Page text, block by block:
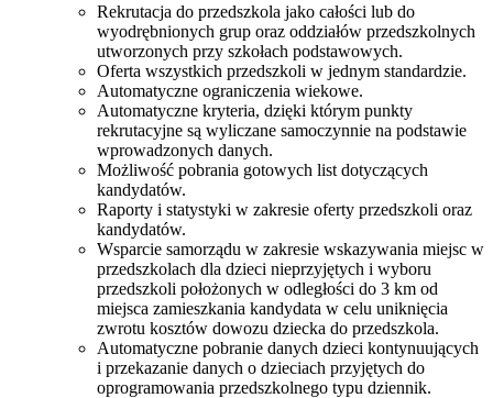
Rekrutacja do przedszkola jako całości lub do
wyodrębnionych grup oraz oddziałów przedszkolnych
utworzonych przy szkołach podstawowych.
Oferta wszystkich przedszkoli w jednym standardzie.
Automatyczne ograniczenia wiekowe.
Automatyczne kryteria, dzięki którym punkty
rekrutacyjne są wyliczane samoczynnie na podstawie
wprowadzonych danych.
Możliwość pobrania gotowych list dotyczących
kandydatów.
Raporty i statystyki w zakresie oferty przedszkoli oraz
kandydatów.
Wsparcie samorządu w zakresie wskazywania miejsc w
przedszkolach dla dzieci nieprzyjętych i wyboru
przedszkoli położonych w odległości do 3 km od
miejsca zamieszkania kandydata w celu uniknięcia
zwrotu kosztów dowozu dziecka do przedszkola.
Automatyczne pobranie danych dzieci kontynuujących
i przekazanie danych o dzieciach przyjętych do
oprogramowania przedszkolnego typu dziennik.